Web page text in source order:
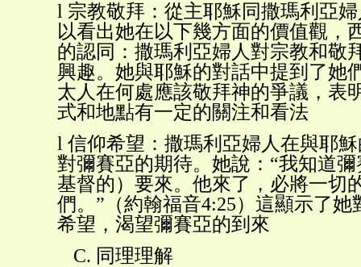
l 宗教敬拜：從主耶穌同撒瑪利亞
以看出她在以下幾方面的價值觀，
的認同：撒瑪利亞婦人對宗教和敬
興趣。她與耶穌的對話中提到了她
太人在何處應該敬拜神的爭議，表
式和地點有一定的關注和看法
l 信仰希望：撒瑪利亞婦人在與耶
對彌賽亞的期待。她說： “我知道
基督的）要來。他來了，必將一切
們。”（約翰福音4:25）這顯示了
希望，渴望彌賽亞的到來
C. 同理理解